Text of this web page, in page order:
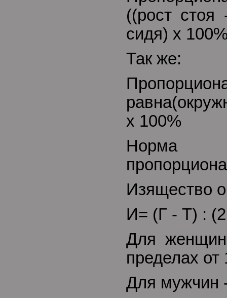
((рост
сидя) х
Так же:
х 100%
Норма
Изящество
И= (Г - Т) :
Для
пределах от
Для мужчин